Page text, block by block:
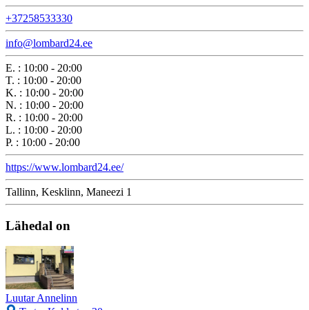
+37258533330
info@lombard24.ee
E. : 10:00 - 20:00
T. : 10:00 - 20:00
K. : 10:00 - 20:00
N. : 10:00 - 20:00
R. : 10:00 - 20:00
L. : 10:00 - 20:00
P. : 10:00 - 20:00
https://www.lombard24.ee/
Tallinn, Kesklinn, Maneezi 1
Lähedal on
Luutar Annelinn